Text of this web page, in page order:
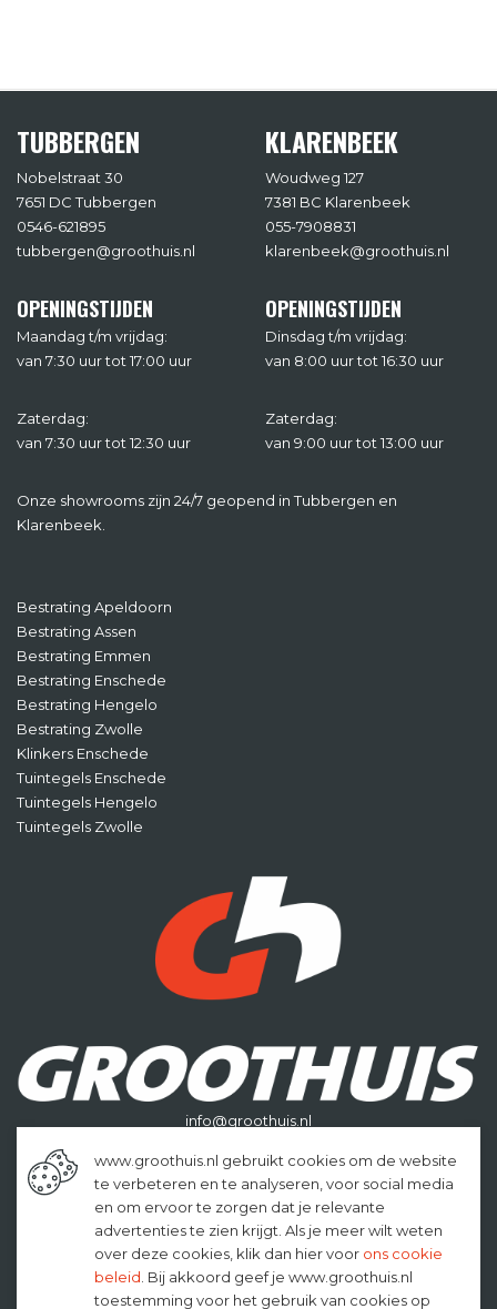
TUBBERGEN
Nobelstraat 30
7651 DC Tubbergen
0546-621895
tubbergen@groothuis.nl
OPENINGSTIJDEN
Maandag t/m vrijdag:
van 7:30 uur tot 17:00 uur
Zaterdag:
van 7:30 uur tot 12:30 uur
KLARENBEEK
Woudweg 127
7381 BC Klarenbeek
055-7908831
klarenbeek@groothuis.nl
OPENINGSTIJDEN
Dinsdag t/m vrijdag:
van 8:00 uur tot 16:30 uur
Zaterdag:
van 9:00 uur tot 13:00 uur
Onze showrooms zijn 24/7 geopend in Tubbergen en
Klarenbeek.
Bestrating Apeldoorn
Bestrating Assen
Bestrating Emmen
Bestrating Enschede
Bestrating Hengelo
Bestrating Zwolle
Klinkers Enschede
Tuintegels Enschede
Tuintegels Hengelo
Tuintegels Zwolle
info@groothuis.nl
www.groothuis.nl gebruikt cookies om de website
te verbeteren en te analyseren, voor social media
en om ervoor te zorgen dat je relevante
advertenties te zien krijgt. Als je meer wilt weten
over deze cookies, klik dan hier voor ons cookie
beleid . Bij akkoord geef je www.groothuis.nl
toestemming voor het gebruik van cookies op